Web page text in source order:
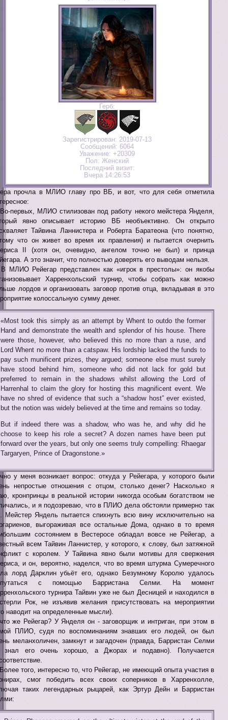
Герб:
Зарегистрирован: 2019-07-13
Сообщений: 6064
Уважение: +20309
Пол: Женский
Последний визит:
Вчера 14:26:53
прочла в МЛИО главу про ВБ, и вот, что для себя отметила
первых, МЛИО стилизован под работу некого мейстера Янделя,
явно описывает историю ВБ необъективно. Он открыто
Тайвина Ланнистера и Роберта Баратеона (что понятно,
что он живет во время их правления) и пытается очернить
II (хотя он, очевидно, ангелом точно не был) и принца
А это значит, что полностью доверять его выводам нельзя.
МЛИО Рейегар представлен как «игрок в престолы»: он якобы
Харренхольский турнир, чтобы собрать как можно
лордов и организовать заговор против отца, вкладывая в это
колоссальную сумму денег.
«Most took this simply as an attempt by Whent to outdo the former
Hand and demonstrate the wealth and splendor of his house. There
were those, however, who believed this no more than a ruse, and
Lord Whent no more than a catspaw. His lordship lacked the funds to
pay such munificent prizes, they argued; someone else must surely
have stood behind him, someone who did not lack for gold but
preferred to remain in the shadows whilst allowing the Lord of
Harrenhal to claim the glory for hosting this magnificent event. We
have no shred of evidence that such a “shadow host” ever existed,
but the notion was widely believed at the time and remains so today.
But if indeed there was a shadow, who was he, and why did he
choose to keep his role a secret? A dozen names have been put
forward over the years, but only one seems truly compelling: Rhaegar
Targaryen, Prince of Dragonstone.»
у меня возникает вопрос: откуда у Рейегара, у которого были
непростые отношения с отцом, столько денег? Насколько я
кронпринцы в реальной истории никогда особым богатством не
и я подозреваю, что в ПЛИО дела обстояли примерно так
Мейстер Яндель пытается спихнуть всю вину исключительно на
выгораживая все остальные Дома, однако в то время
состоянием в Вестеросе обладал вовсе не Рейегар, а
всем Тайвин Ланнистер, у которого, к слову, был затяжной
с королем. У Тайвина явно были мотивы для свержения
и он, вероятно, наделся, что во время штурма Сумеречного
лорд Дарклин убьёт его, однако Безумному Королю удалось
с помощью Барристана Селми. На момент
турнира Тайвин уже не был Десницей и находился в
Рок, не изъявив желания присутствовать на мероприятии
наводит на определенные мысли).
же Рейегар? У Янделя он - заговорщик и интриган, при этом в
ПЛИО, судя по воспоминаниям знавших его людей, он был
меланхоличен, замкнут и загадочен (правда, Барристан Селми
знал его очень хорошо, а Джорах и подавно). Получается
того, интересно то, что Рейегар, не имеющий опыта участия в
смог победить всех своих соперников в Харренхолле,
таких легендарных рыцарей, как Эртур Дейн и Барристан